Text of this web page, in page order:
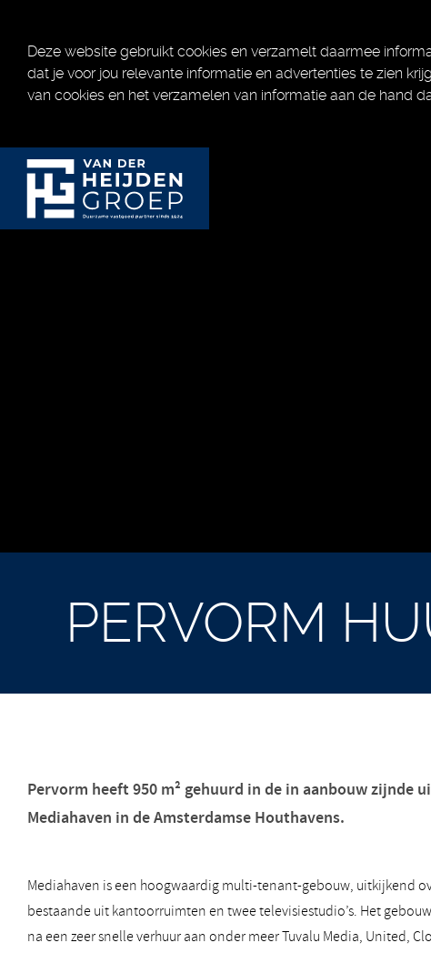
Deze website gebruikt cookies en verzamelt daarmee
dat je voor jou relevante informatie en advertenties te zien
van cookies en het verzamelen van informatie aan de hand
PERVORM
Pervorm heeft 950 m² gehuurd in de in aanbouw zijnde
Mediahaven in de Amsterdamse Houthavens.
Mediahaven is een hoogwaardig multi-tenant-gebouw, uitkijkend
bestaande uit kantoorruimten en twee televisiestudio’s. Het
na een zeer snelle verhuur aan onder meer Tuvalu Media, United,